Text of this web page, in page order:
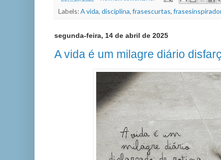
Labels:A vida, disciplina,frasescurtas,
segunda-feira, 14 de abril de 2025
A vida é um milagre diário